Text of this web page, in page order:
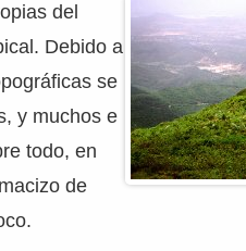
del
Debido a
se
y muchos e
todo, en
de